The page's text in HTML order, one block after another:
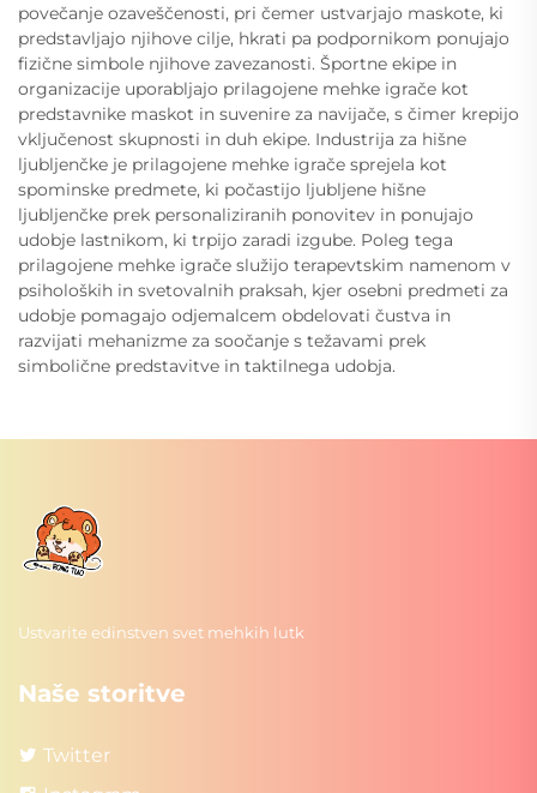
povečanje ozaveščenosti, pri čemer ustvarjajo maskote, ki
predstavljajo njihove cilje, hkrati pa podpornikom ponujajo
fizične simbole njihove zavezanosti. Športne ekipe in
organizacije uporabljajo prilagojene mehke igrače kot
predstavnike maskot in suvenire za navijače, s čimer krepijo
vključenost skupnosti in duh ekipe. Industrija za hišne
ljubljenčke je prilagojene mehke igrače sprejela kot
spominske predmete, ki počastijo ljubljene hišne
ljubljenčke prek personaliziranih ponovitev in ponujajo
udobje lastnikom, ki trpijo zaradi izgube. Poleg tega
prilagojene mehke igrače služijo terapevtskim namenom v
psiholoških in svetovalnih praksah, kjer osebni predmeti za
udobje pomagajo odjemalcem obdelovati čustva in
razvijati mehanizme za soočanje s težavami prek
simbolične predstavitve in taktilnega udobja.
Ustvarite edinstven svet mehkih lutk
Naše storitve
Twitter